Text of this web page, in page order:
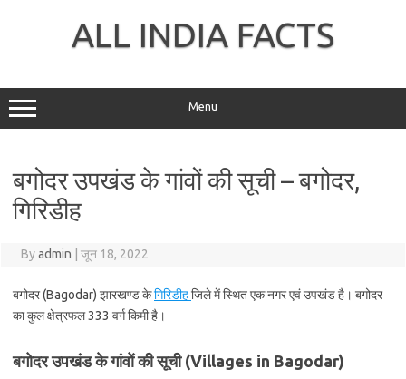
ALL INDIA FACTS
Menu
बगोदर उपखंड के गांवों की सूची – बगोदर,
गिरिडीह
Byadmin जून 18, 2022
बगोदर (Bagodar) झारखण्ड केगिरिडीहजिले में स्थित एक नगर एवं उपखंड है। बगोदर
का कुल क्षेत्रफल 333 वर्ग किमी है।
बगोदर उपखंड के गांवों की सूची (Villages in Bagodar)